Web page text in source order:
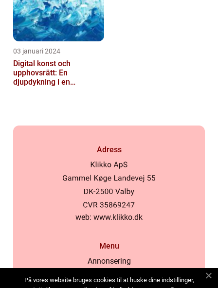
03 januari 2024
Digital konst och
upphovsrätt: En
djupdykning i en
Adress
web: www.klikko.dk
Menu
Annonsering
På vores website bruges cookies til at huske dine indstillinger,